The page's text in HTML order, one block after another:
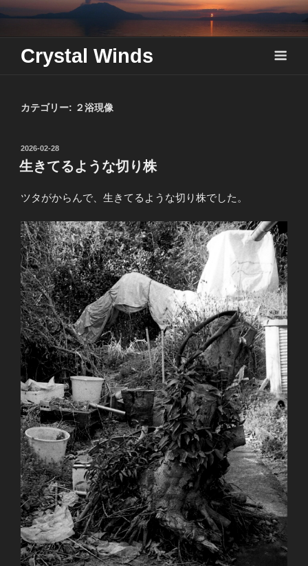
Skip
content
Crystal Winds
カテゴリー: ２浴現像
投
稿
日:
2026-02-28
生きてるような切り株
ツタがからんで、生きてるような切り株でした。